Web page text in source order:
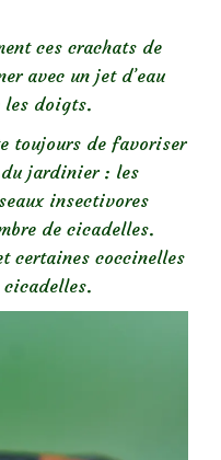
ces crachats de
avec un jet d’eau
les doigts.
toujours de favoriser
jardinier : les
insectivores
de cicadelles.
certaines coccinelles